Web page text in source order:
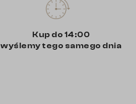
Kup do 14:00
wyślemy tego samego dnia